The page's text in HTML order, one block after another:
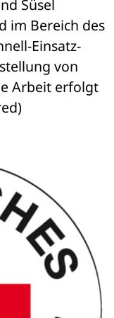
Süsel
im Bereich des
Einsatz-
von
Arbeit erfolgt